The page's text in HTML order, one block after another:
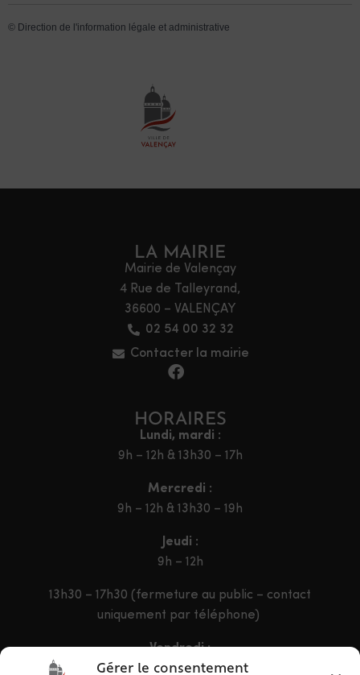
Gérer le consentement
© Direction de l'information légale et administrative
LA MAIRIE
Mairie de Valençay
4 Rue de Talleyrand,
36600 – VALENÇAY
02 54 00 32 32
Contacter la mairie
HORAIRES
Lundi, mardi :
9h – 12h & 13h30 – 17h
Mercredi :
9h – 12h & 13h30 – 19h
Jeudi :
9h – 12h
13h30 – 17h30 (fermeture au public – contact
uniquement par téléphone)
Vendredi :
9h – 12h & 13h30 – 16h30